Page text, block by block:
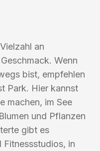
an
Wenn
bist, empfehlen
Park. Hier kannst
machen, im See
und Pflanzen
gibt es
Fitnessstudios, in